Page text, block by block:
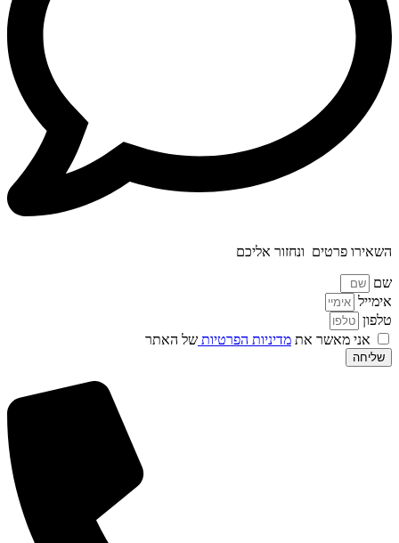
השאירו פרטים ונחזור אליכם
שם
אימייל
טלפון
אני מאשר את מדיניות הפרטיות של האתר
שליחה